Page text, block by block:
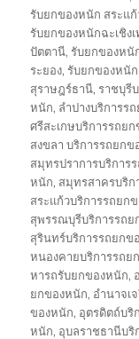
รับยกของหนัก สระแก้
รับยกของหนักฉะเชิงเ
ปัตตานี,รับยกของหนั
ระยอง,รับยกของหนั
สุราษฎร์ธานี,ราชบุรี
หนัก, ลำปางบริการร
ศรีสะเกษบริการรถย
สงขลา บริการรถยกข
สมุทรปราการบริการ
หนัก, สมุทรสาครบริก
สระแก้วบริการรถยก
สุพรรณบุรีบริการรถย
สุรินทร์บริการรถยกข
หนองคายบริการรถย
หารถรับยกของหนัก,
ยกของหนัก, อำนาจเ
ของหนัก, อุตรดิตถ์บริ
หนัก, อุบลราชธานีบริ